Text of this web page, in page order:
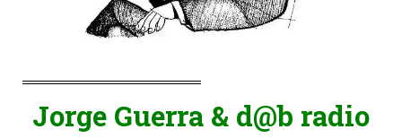
Jorge Guerra & d@b radio